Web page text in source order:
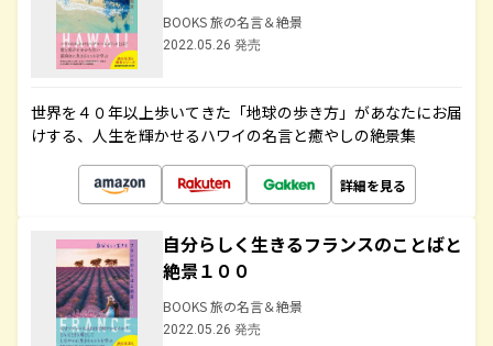
BOOKS 旅の名言＆絶景
2022.05.26 発売
世界を４０年以上歩いてきた「地球の歩き方」があなたにお届
けする、人生を輝かせるハワイの名言と癒やしの絶景集
詳細を見る
自分らしく生きるフランスのことばと
絶景１００
BOOKS 旅の名言＆絶景
2022.05.26 発売